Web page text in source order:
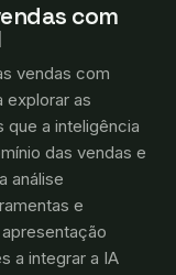
com
vendas com
explorar as
a inteligência
das vendas e
análise
e
a integrar a IA